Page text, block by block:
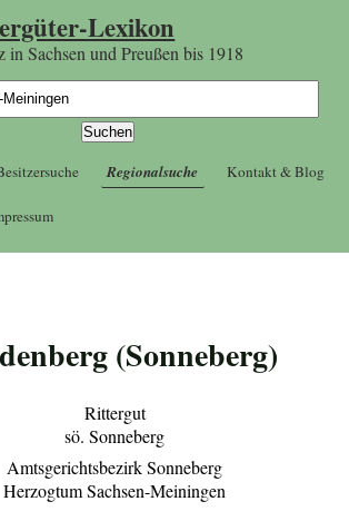
Lexikon
in Sachsen und Preußen bis 1918
Regionalsuche Kontakt & Blog
(Sonneberg)
Rittergut
sö. Sonneberg
Amtsgerichtsbezirk Sonneberg
Herzogtum Sachsen-Meiningen